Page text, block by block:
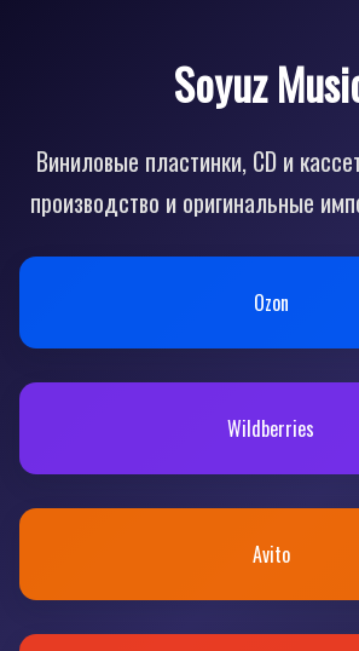
Soyuz
Виниловые пластинки, CD и
производство и оригинальные
Ozon
Wildberries
Avito